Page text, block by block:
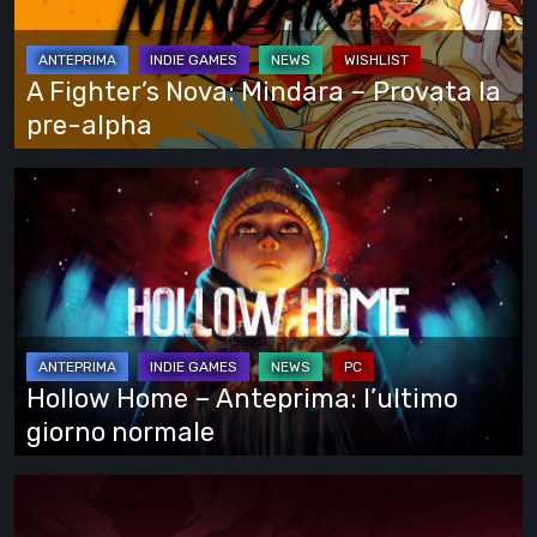
Provata
la
alpha
A Fighter’s Nova: Mindara – Provata la
pre-alpha
Hollow
Home
Anteprima:
l’ultimo
giorno
normale
Hollow Home – Anteprima: l’ultimo
giorno normale